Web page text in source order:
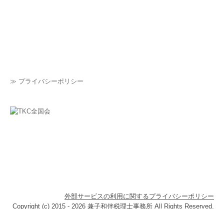
≫ プライバシーポリシー
外部サービスの利用に関するプライバシーポリシー
Copyright (c) 2015 - 2026 兼子和伴税理士事務所 All Rights Reserved.